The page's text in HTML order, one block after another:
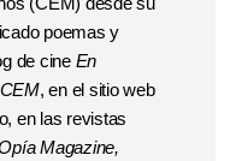
poemas y
de cineEn
, en el sitio web
en las revistas
Magazine,